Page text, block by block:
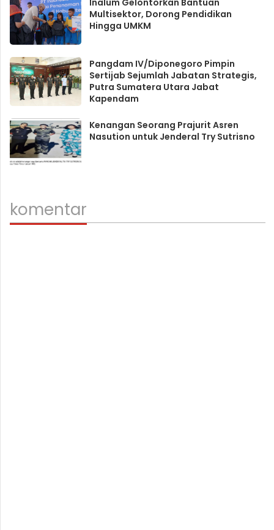
Multisektor, Dorong Pendidikan
Hingga UMKM
Pangdam IV/Diponegoro Pimpin
Sertijab Sejumlah Jabatan Strategis,
Putra Sumatera Utara Jabat
Kapendam
Kenangan Seorang Prajurit Asren
Nasution untuk Jenderal Try Sutrisno
komentar